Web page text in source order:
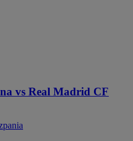
vs Real Madrid CF